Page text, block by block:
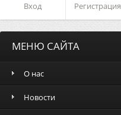
Вход Регистрация
МЕНЮ САЙТА
О нас
Новости